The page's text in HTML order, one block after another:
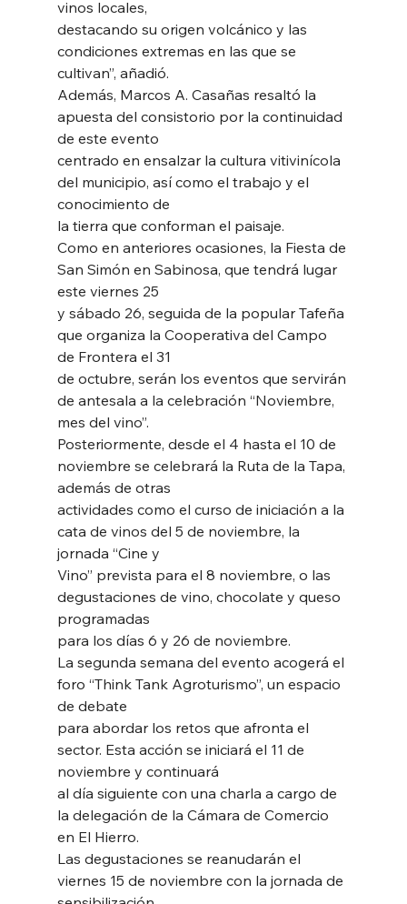
vinos locales,
destacando su origen volcánico y las
condiciones extremas en las que se
cultivan”, añadió.
Además, Marcos A. Casañas resaltó la
apuesta del consistorio por la continuidad
de este evento
centrado en ensalzar la cultura vitivinícola
del municipio, así como el trabajo y el
conocimiento de
la tierra que conforman el paisaje.
Como en anteriores ocasiones, la Fiesta de
San Simón en Sabinosa, que tendrá lugar
este viernes 25
y sábado 26, seguida de la popular Tafeña
que organiza la Cooperativa del Campo
de Frontera el 31
de octubre, serán los eventos que servirán
de antesala a la celebración “Noviembre,
mes del vino”.
Posteriormente, desde el 4 hasta el 10 de
noviembre se celebrará la Ruta de la Tapa,
además de otras
actividades como el curso de iniciación a la
cata de vinos del 5 de noviembre, la
jornada “Cine y
Vino” prevista para el 8 noviembre, o las
degustaciones de vino, chocolate y queso
programadas
para los días 6 y 26 de noviembre.
La segunda semana del evento acogerá el
foro “Think Tank Agroturismo”, un espacio
de debate
para abordar los retos que afronta el
sector. Esta acción se iniciará el 11 de
noviembre y continuará
al día siguiente con una charla a cargo de
la delegación de la Cámara de Comercio
en El Hierro.
Las degustaciones se reanudarán el
viernes 15 de noviembre con la jornada de